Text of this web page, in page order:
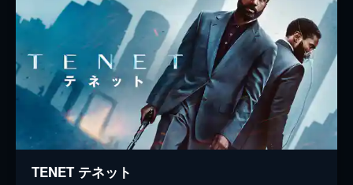
TENET テネット